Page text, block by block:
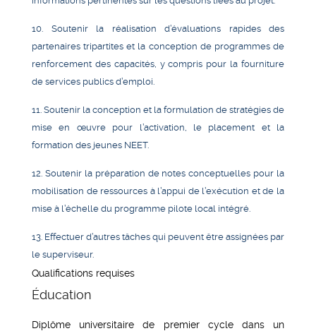
10. Soutenir la réalisation d’évaluations rapides des
partenaires tripartites et la conception de programmes de
renforcement des capacités, y compris pour la fourniture
de services publics d’emploi.
11. Soutenir la conception et la formulation de stratégies de
mise en œuvre pour l’activation, le placement et la
formation des jeunes NEET.
12. Soutenir la préparation de notes conceptuelles pour la
mobilisation de ressources à l’appui de l’exécution et de la
mise à l’échelle du programme pilote local intégré.
13. Effectuer d’autres tâches qui peuvent être assignées par
le superviseur.
Qualifications requises
Éducation
Diplôme universitaire de premier cycle dans un